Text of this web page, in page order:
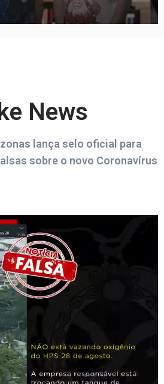
News
lança selo oficial para
sobre o novo Coronavírus